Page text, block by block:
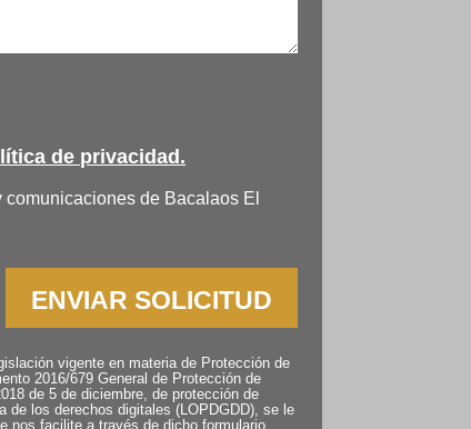
de privacidad.
de Bacalaos El
ENVIAR SOLICITUD
vigente en materia de Protección de
2016/679 General de Protección de
de 5 de diciembre, de protección de
de los derechos digitales (LOPDGDD), se le
nos facilite a través de dicho formulario